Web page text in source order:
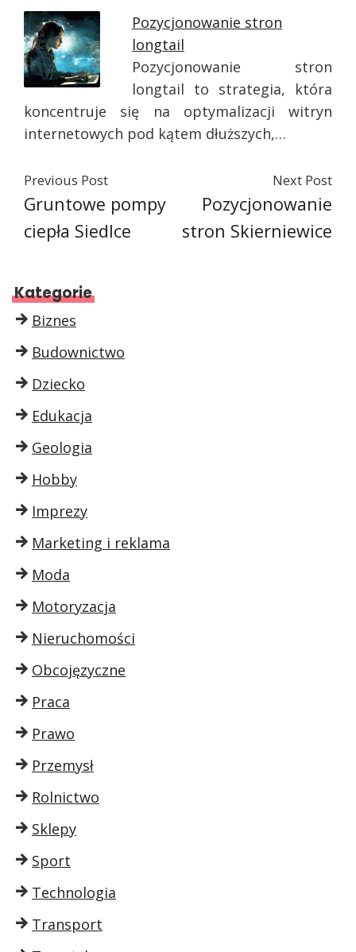
Pozycjonowanie stron
longtail
Pozycjonowanie stron
longtail to strategia, która
koncentruje się na optymalizacji witryn
internetowych pod kątem dłuższych,…
Previous Post
Gruntowe pompy
ciepła Siedlce
Next Post
Pozycjonowanie
stron Skierniewice
Kategorie
Biznes
Budownictwo
Dziecko
Edukacja
Geologia
Hobby
Imprezy
Marketing i reklama
Moda
Motoryzacja
Nieruchomości
Obcojęzyczne
Praca
Prawo
Przemysł
Rolnictwo
Sklepy
Sport
Technologia
Transport